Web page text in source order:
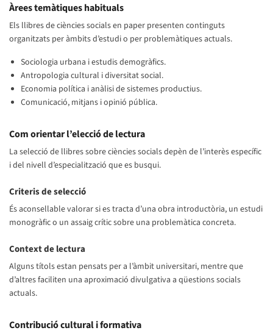
Àrees temàtiques habituals
Els llibres de ciències socials en paper presenten continguts
organitzats per àmbits d’estudi o per problemàtiques actuals.
Sociologia urbana i estudis demogràfics.
Antropologia cultural i diversitat social.
Economia política i anàlisi de sistemes productius.
Comunicació, mitjans i opinió pública.
Com orientar l’elecció de lectura
La selecció de llibres sobre ciències socials depèn de l’interès específic
i del nivell d’especialització que es busqui.
Criteris de selecció
És aconsellable valorar si es tracta d’una obra introductòria, un estudi
monogràfic o un assaig crític sobre una problemàtica concreta.
Context de lectura
Alguns títols estan pensats per a l’àmbit universitari, mentre que
d’altres faciliten una aproximació divulgativa a qüestions socials
actuals.
Contribució cultural i formativa